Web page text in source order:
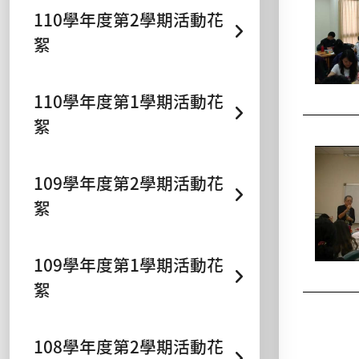
110學年度第2學期活動花
絮
110學年度第1學期活動花
絮
109學年度第2學期活動花
絮
109學年度第1學期活動花
絮
108學年度第2學期活動花